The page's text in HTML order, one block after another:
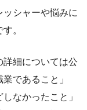
シャーや悩みに
。
詳細については公
であること」
なかったこと」